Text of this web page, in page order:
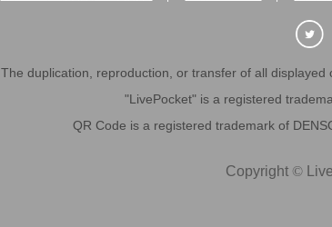
The duplication, reproduction, or transfer of all
"LivePocket" is a registered
QR Code is a registered trademark of
Copyright©